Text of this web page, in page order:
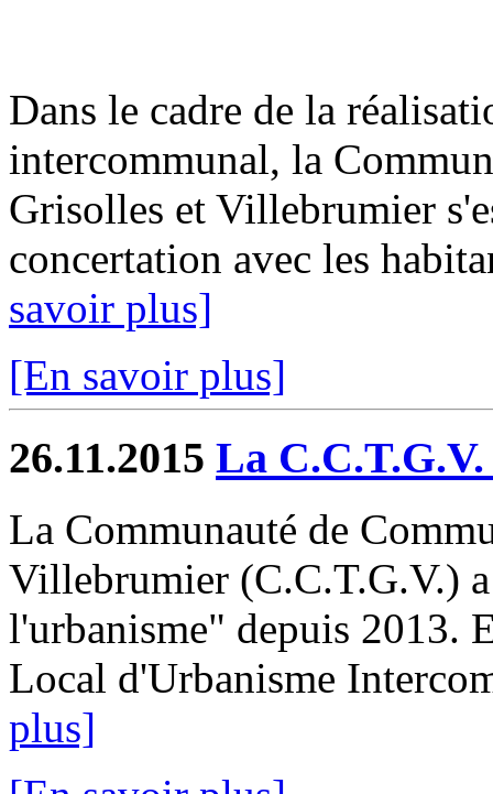
Dans le cadre de la
intercommunal, la
Grisolles et Villebrumier
concertation avec les
savoir plus]
[En savoir plus]
26.11.2015 La
La Communauté de
Villebrumier (C.C.T.G.V.)
l'urbanisme" depuis 2013.
Local d'Urbanisme
plus]